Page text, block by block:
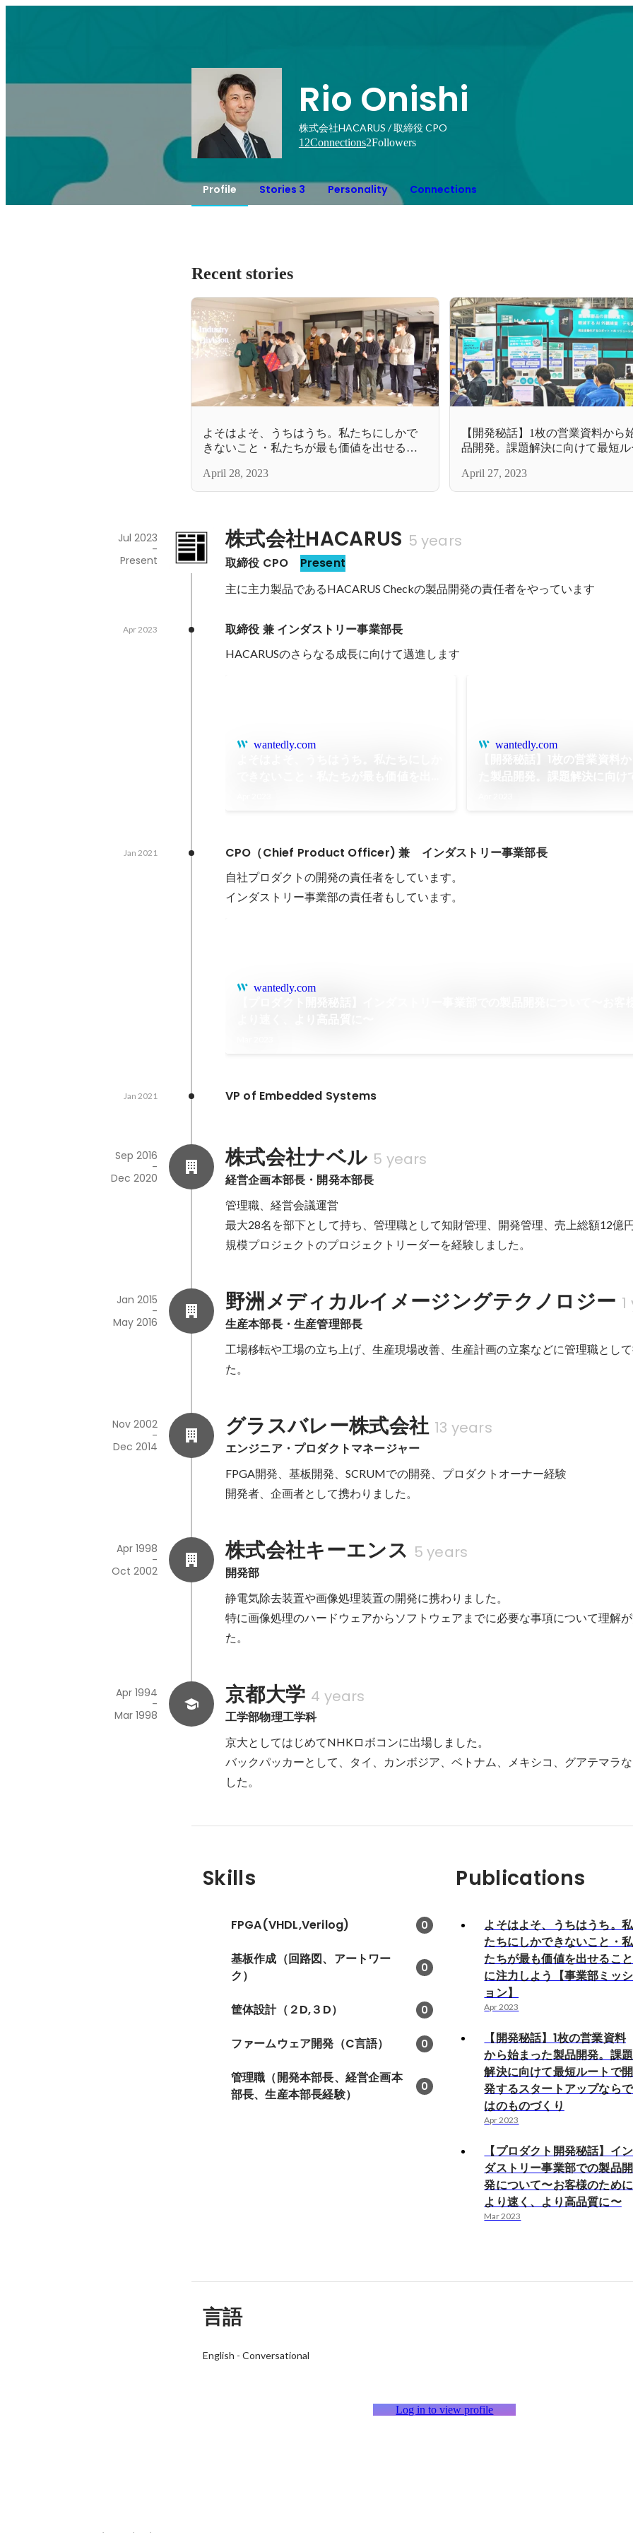
Rio Onishi
株式会社HACARUS / 取締役 CPO
12Connections2Followers
Profile Stories 3 Personality Connections
Recent stories
よそはよそ、うちはうち。私たちにしかで
きないこと・私たちが最も価値を出せるこ
April 28, 2023
【開発秘話】1枚の営業資料から
品開発。課題解決に向けて最短
り
April 27, 2023
株式会社HACARUS 5 years
取締役 CPO Present
Jul 2023
-
Present
主に主力製品であるHACARUS Checkの製品開発の責任者をやっています
取締役 兼 インダストリー事業部長
Apr 2023
HACARUSのさらなる成長に向けて邁進します
wantedly.com wantedly.com
CPO（Chief Product Officer) 兼　インダストリー事業部長
Jan 2021
自社プロダクトの開発の責任者をしています。
インダストリー事業部の責任者もしています。
wantedly.com
VP of Embedded Systems
Jan 2021
株式会社ナベル 5 years
経営企画本部長・開発本部長
Sep 2016
-
Dec 2020
管理職、経営会議運営
最大28名を部下として持ち、管理職として知財管理、開発管理、売上総額12億
規模プロジェクトのプロジェクトリーダーを経験しました。
野洲メディカルイメージングテクノロジー
生産本部長・生産管理部長
Jan 2015
-
May 2016
工場移転や工場の立ち上げ、生産現場改善、生産計画の立案などに管理職として
た。
グラスバレー株式会社 13 years
エンジニア・プロダクトマネージャー
Nov 2002
-
Dec 2014
FPGA開発、基板開発、SCRUMでの開発、プロダクトオーナー経験
開発者、企画者として携わりました。
株式会社キーエンス 5 years
開発部
Apr 1998
-
Oct 2002
静電気除去装置や画像処理装置の開発に携わりました。
特に画像処理のハードウェアからソフトウェアまでに必要な事項について理解が
た。
京都大学 4 years
工学部物理工学科
Apr 1994
-
Mar 1998
京大としてはじめてNHKロボコンに出場しました。
バックパッカーとして、タイ、カンボジア、ベトナム、メキシコ、グアテマラ
した。
Skills
FPGA(VHDL,Verilog) 0
基板作成（回路図、アートワー
ク）
0
筐体設計（２D,３D） 0
ファームウェア開発（C言語） 0
管理職（開発本部長、経営企画本
部長、生産本部長経験）
0
Publications
よそはよそ、うちはうち。私
たちにしかできないこと・私
たちが最も価値を出せること
に注力しよう【事業部ミッシ
ョン】
Apr 2023
【開発秘話】1枚の営業資料
から始まった製品開発。課題
解決に向けて最短ルートで開
発するスタートアップならで
はのものづくり
Apr 2023
【プロダクト開発秘話】イン
ダストリー事業部での製品開
発について〜お客様のために
より速く、より高品質に〜
Mar 2023
言語
English - Conversational
Log in to view profile